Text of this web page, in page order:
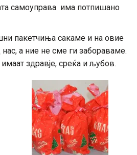
самоуправа има потпишано
пакетчиња сакаме и на овие
а ние не сме ги забораваме.
здравје, среќа и љубов.